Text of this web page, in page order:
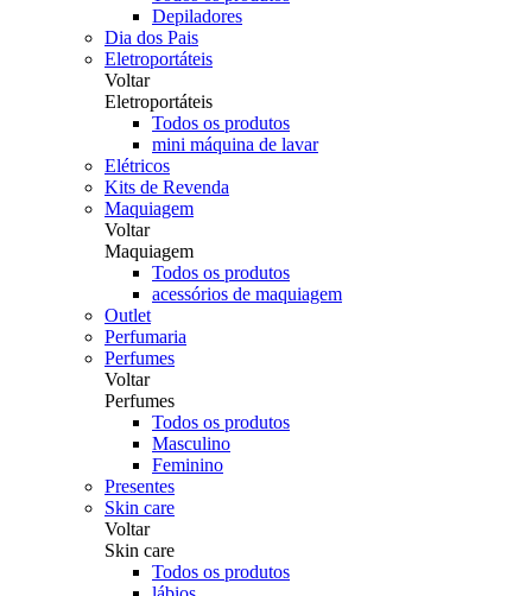
Depiladores
Dia dos Pais
Eletroportáteis
Voltar
Eletroportáteis
Todos os produtos
mini máquina de lavar
Elétricos
Kits de Revenda
Maquiagem
Voltar
Maquiagem
Todos os produtos
acessórios de maquiagem
Outlet
Perfumaria
Perfumes
Voltar
Perfumes
Todos os produtos
Masculino
Feminino
Presentes
Skin care
Voltar
Skin care
Todos os produtos